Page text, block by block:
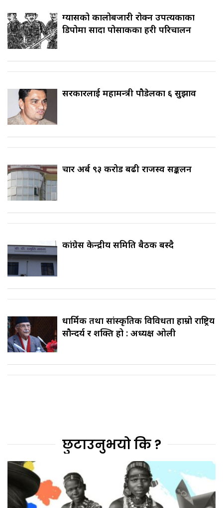
ग्यासको कालोबजारी रोक्न उपत्यकाका
डिपोमा सादा पोसाकका प्रहरी परिचालन
सरकारलाई महामन्त्री पौडेलका ६ सुझाव
चार अर्ब ९३ करोड बढी राजस्व सङ्कलन
कांग्रेस केन्द्रीय समिति बैठक बस्दै
धार्मिक तथा सांस्कृतिक विविधता हाम्रो राष्ट्रिय
सौन्दर्य र शक्ति हो : अध्यक्ष ओली
छुटाउनुभयो कि ?